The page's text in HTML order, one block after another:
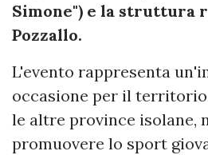
Simone") e la struttura
Pozzallo.
L'evento rappresenta
occasione per il
le altre province isolane,
promuovere lo sport